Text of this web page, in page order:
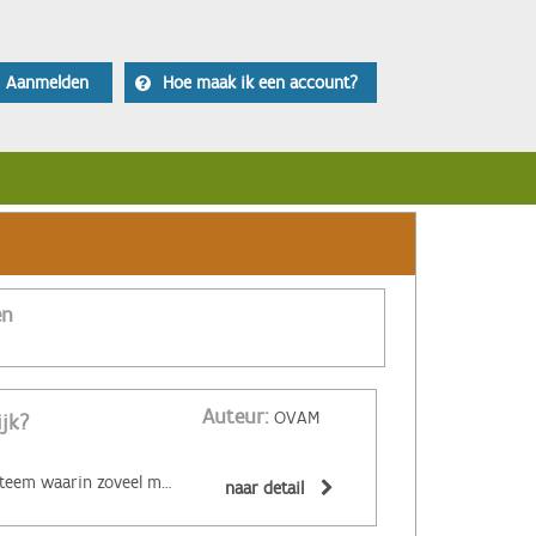
Aanmelden Hoe maak ik een account?
Auteur: OVAM
‌De circulaire economie is een economisch systeem waarin zoveel mogelijk producten en grondstoffen hergebruikt of hoogwaardig gerecycleerd worden. Materialen zijn (volledig) recycleerbaar of afbreekbaar, spullen worden hersteld, hebben een hoge tweedehandswaarde, zijn ‘upgradebaar’, kunnen makkelijk gedemonteerd worden en omgevormd tot nieuwe producten ... Zo wordt maximaal vermeden dat spullen hun waarde verliezen. De circulaire economie biedt een alternatief voor het huidige lineaire systeem. Daarin worden grondstoffen omgezet in producten die aan het einde van hun leven massaal afval worden. De Ellen MacArthur Foundation maakte er een inzichtelijk filmpje over: naar detail